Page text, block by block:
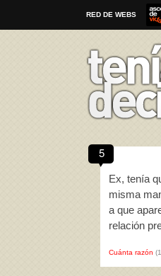
RED DE WEBS
5
Ex, tenía
misma
a que
relación
Cuánta razón